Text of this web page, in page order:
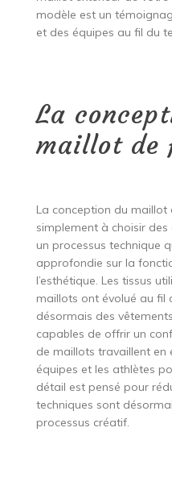
modèle est un
et des équipes au fil du
La
maillot de
La conception du
simplement à choisir des
un processus technique
approfondie sur la
l’esthétique. Les tissus
maillots ont évolué au fil
désormais des
capables de offrir un
de maillots travaillent en
équipes et les athlètes
détail est pensé pour
techniques sont
processus créatif.